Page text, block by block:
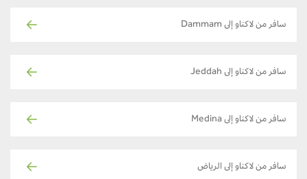
سافر من لاكناو إلى Dammam
سافر من لاكناو إلى Jeddah
سافر من لاكناو إلى Medina
سافر من لاكناو إلى الرياض